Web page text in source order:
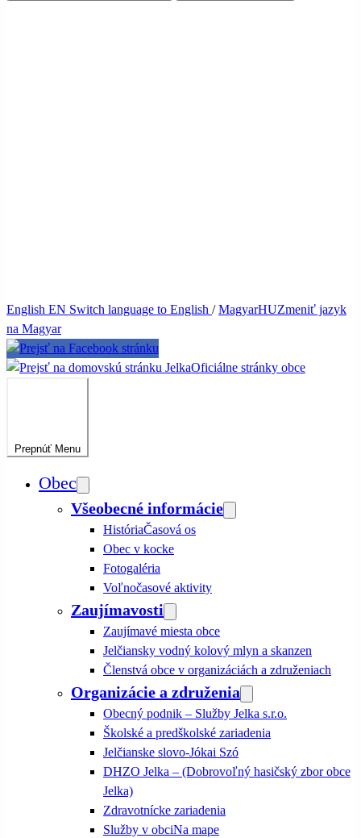
English EN Switch language to English /MagyarHUZmeniť jazyk
na Magyar
JelkaOficiálne stránky obce
Prepnúť Menu
Obec
Všeobecné informácie
HistóriaČasová os
Obec v kocke
Fotogaléria
Voľnočasové aktivity
Zaujímavosti
Zaujímavé miesta obce
Jelčiansky vodný kolový mlyn a skanzen
Členstvá obce v organizáciách a združeniach
Organizácie a združenia
Obecný podnik – Služby Jelka s.r.o.
Školské a predškolské zariadenia
Jelčianske slovo-Jókai Szó
DHZO Jelka – (Dobrovoľný hasičský zbor obce
Jelka)
Zdravotnícke zariadenia
Služby v obciNa mape